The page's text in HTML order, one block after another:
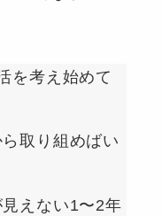
を考え始めて
取り組めばい
えない1〜2年